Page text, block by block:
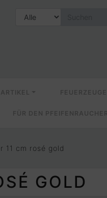
11 cm rosé gold
GOLD